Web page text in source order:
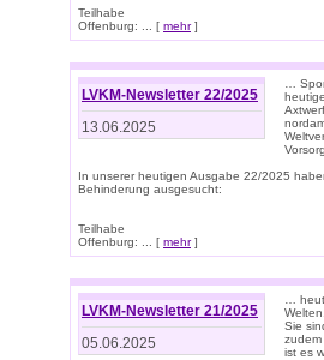
Teilhabe
Offenburg: ... [ mehr]
LVKM-Newsletter 22/2025
13.06.2025
…
In unserer heutigen Ausgabe 22/2025
Behinderung ausgesucht:
Teilhabe
Offenburg: ... [ mehr]
LVKM-Newsletter 21/2025
05.06.2025
…
Sie
ist es